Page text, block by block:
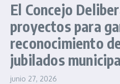
El Concejo
proyectos para
reconocimiento
jubilados
junio 27, 2026